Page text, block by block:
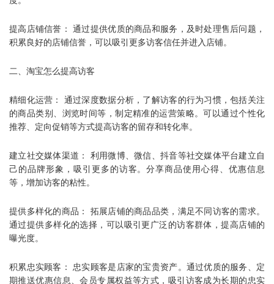
提高店铺信誉： 通过提供优质的商品和服务，及时处理售后问题，
积累良好的店铺信誉，可以吸引更多访客信任并进入店铺。
二、淘宝怎么提高访客
精细化运营： 通过深度数据分析，了解访客的行为习惯，包括关注
的商品类别、浏览时间等，制定精准的运营策略。可以通过个性化
推荐、定向促销等方式提高访客的留存和转化率。
建立社交媒体渠道： 利用微博、微信、抖音等社交媒体平台建立自
己的品牌形象，吸引更多的访客。分享商品使用心得、优惠信息
等，增加访客的粘性。
提供多样化的商品： 拓展店铺的商品品类，满足不同访客的需求。
通过提供多样化的选择，可以吸引更广泛的访客群体，提高店铺的
曝光度。
积累忠实顾客： 忠实顾客是店家的宝贵资产。通过优质的服务、定
期推送优惠信息、会员专属权益等方式，吸引访客成为长期的忠实